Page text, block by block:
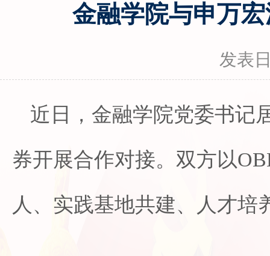
金融学院与申万
发表
近日，金融学院党委书记
券开展合作对接。双方以
人、实践基地共建、人才培